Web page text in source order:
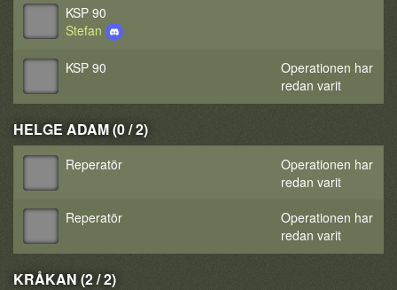
KSP 90
Stefan
KSP 90
Operationen har
redan varit
HELGE ADAM (0 / 2)
Reperatör
Operationen har
redan varit
Reperatör
Operationen har
redan varit
KRÅKAN (2 / 2)